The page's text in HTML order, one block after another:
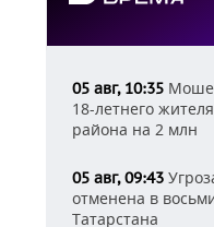
05 авг, 10:35
18-летнего
района на 2 млн
05 авг, 09:43
отменена в
Татарстана